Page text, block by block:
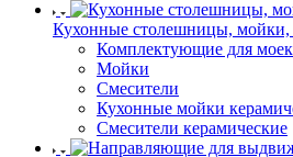
Кухонные столешницы, мойки,
Комплектующие для моек
Мойки
Смесители
Кухонные мойки
Смесители керамические